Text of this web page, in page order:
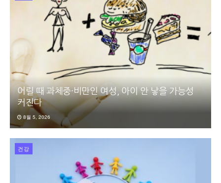
어릴 때 과체중·비만인 여성, 아이 안 낳을 가능성
커진다
8월 5, 2026
건강